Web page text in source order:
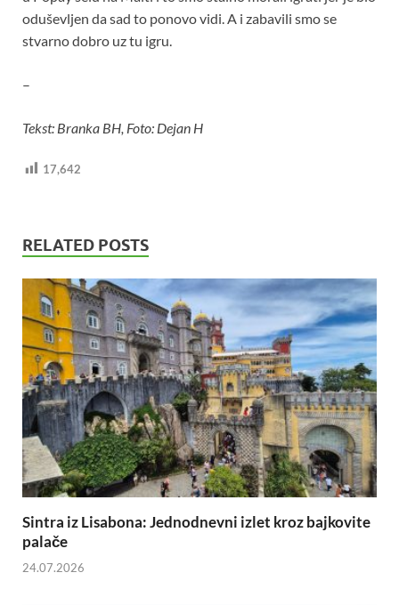
oduševljen da sad to ponovo vidi. A i zabavili smo se
stvarno dobro uz tu igru.
–
Tekst: Branka BH, Foto: Dejan H
17,642
RELATED POSTS
Sintra iz Lisabona: Jednodnevni izlet kroz bajkovite
palače
24.07.2026